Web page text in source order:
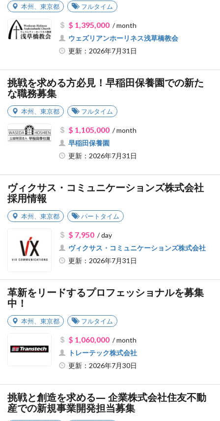
本州 東京都 フルタイム
$ 1,395,000/ month
ウェズリアンホーリネス浅草橋教会
更新：2026年7月31日
挑戦を求める方必見！早稲田保養園での新た
な職務募集
本州 東京都 フルタイム
$ 1,105,000/ month
早稲田保養園
更新：2026年7月31日
ヴィクサス・コミュニケーションズ株式会社
採用情報
本州 東京都 パートタイム
$ 7,950/ day
ヴィクサス・コミュニケーションズ株式会社
更新：2026年7月31日
革新をリードするプロフェッショナルを募集
中！
本州 東京都 フルタイム
$ 1,060,000/ month
トレーテック株式会社
更新：2026年7月30日
挑戦と創造を求める― 企業株式会社住友不動
産での新規事業開発担当募集